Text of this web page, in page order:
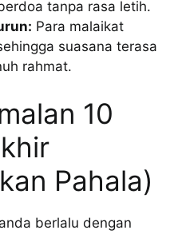
tanpa rasa letih.
Para malaikat
suasana terasa
rahmat.
10
Pahala)
berlalu dengan